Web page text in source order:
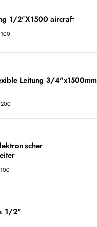
1/2"X1500 aircraft
Leitung 3/4"x1500mm
1/2"